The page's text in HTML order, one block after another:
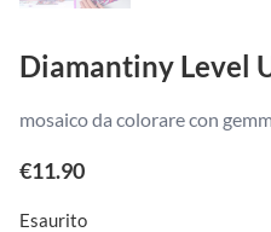
Diamantiny Level
mosaico da colorare con
€11.90
Esaurito